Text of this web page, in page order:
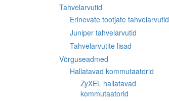
Tahvelarvutid
Erinevate tootjate tahvelarvutid
Juniper tahvelarvutid
Tahvelarvutite lisad
Võrguseadmed
Hallatavad kommutaatorid
ZyXEL hallatavad
kommutaatorid